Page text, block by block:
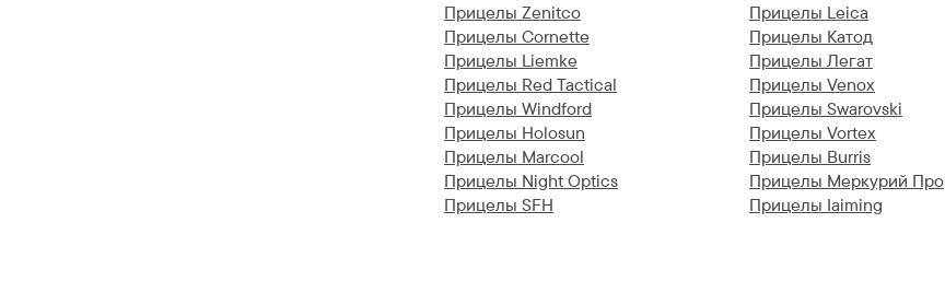
Прицелы Zenitco
Прицелы Cornette
Прицелы Liemke
Прицелы Red Tactical
Прицелы Windford
Прицелы Holosun
Прицелы Marcool
Прицелы Night Optics
Прицелы SFH
Прицелы Leica
Прицелы Катод
Прицелы Легат
Прицелы Venox
Прицелы Swarovski
Прицелы Vortex
Прицелы Burris
Прицелы Меркурий Про
Прицелы Iaiming